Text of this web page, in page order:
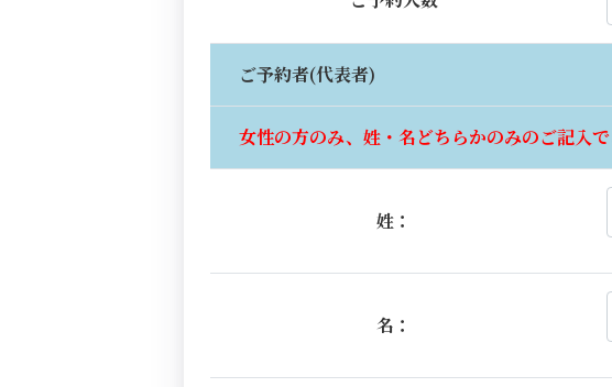
ご予約者(代表者)
女性の方のみ、姓・名どちらかのみのご記入で
姓：
名：